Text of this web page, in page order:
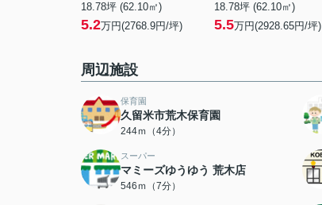
18.78坪 (62.10㎡)
5.2万円(2768.9円/坪)
18.78坪 (62.10㎡)
5.5万円(2928.65円/坪)
周辺施設
保育園
久留米市荒木保育園
244ｍ（4分）
スーパー
マミーズゆうゆう 荒木店
546ｍ（7分）